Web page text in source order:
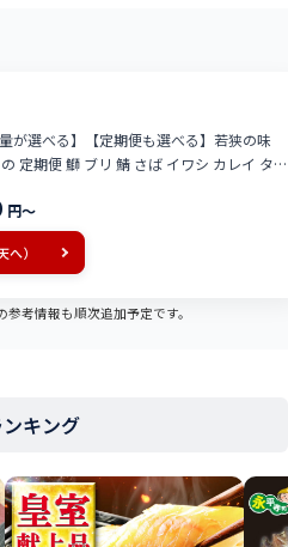
が選べる】【定期便も選べる】若狭の味
定期便 鰤 ブリ 鯖 さば イワシ カレイ タイ
円～
）
考情報も順次追加予定です。
キング